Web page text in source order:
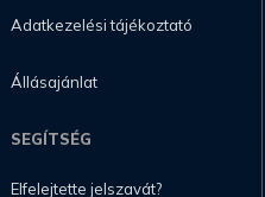
Adatkezelési tájékoztató
Állásajánlat
SEGÍTSÉG
Elfelejtette jelszavát?